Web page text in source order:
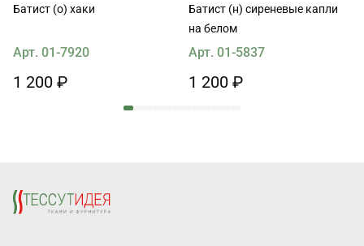
Батист (о) хаки
Арт. 01-7920
1 200 ₽
Батист (н) сиреневые капли
на белом
Арт. 01-5837
1 200 ₽